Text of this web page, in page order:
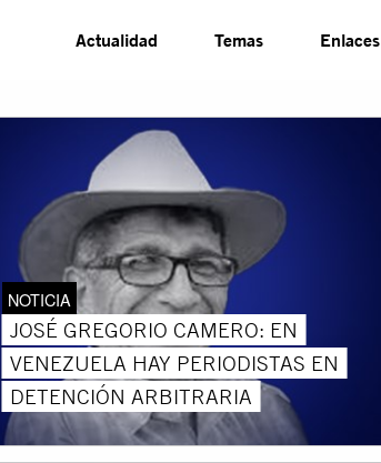
Actualidad Temas Enlaces
NOTICIA
JOSÉ GREGORIO CAMERO: EN
VENEZUELA HAY PERIODISTAS EN
DETENCIÓN ARBITRARIA